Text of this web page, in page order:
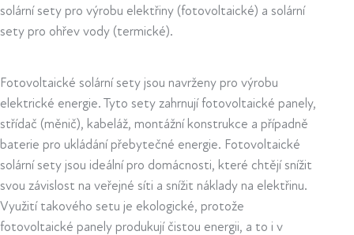
solární sety pro výrobu elektřiny (fotovoltaické) a solární
sety pro ohřev vody (termické).
Fotovoltaické solární sety jsou navrženy pro výrobu
elektrické energie. Tyto sety zahrnují fotovoltaické panely,
střídač (měnič), kabeláž, montážní konstrukce a případně
baterie pro ukládání přebytečné energie. Fotovoltaické
solární sety jsou ideální pro domácnosti, které chtějí snížit
svou závislost na veřejné síti a snížit náklady na elektřinu.
Využití takového setu je ekologické, protože
fotovoltaické panely produkují čistou energii, a to i v